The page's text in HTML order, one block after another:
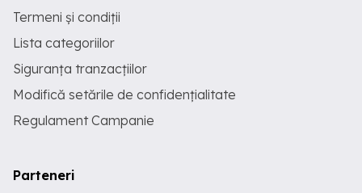
Termeni și condiții
Lista categoriilor
Siguranța tranzacțiilor
Modifică setările de confidențialitate
Regulament Campanie
Parteneri